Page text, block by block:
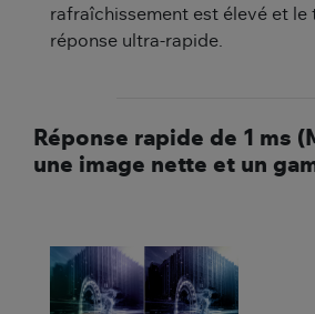
rafraîchissement est élevé et le
réponse ultra-rapide.
Réponse rapide de 1 ms
une image nette et un